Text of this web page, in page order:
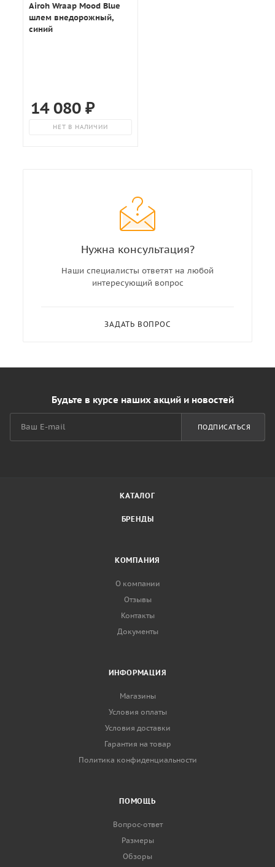
Airoh Wraap Mood Blue
шлем внедорожный,
синий
14 080₽
НЕТ В НАЛИЧИИ
Нужна консультация?
Наши специалисты ответят на любой
интересующий вопрос
ЗАДАТЬ ВОПРОС
Будьте в курсе наших акций и новостей
ПОДПИСАТЬСЯ
КАТАЛОГ
БРЕНДЫ
КОМПАНИЯ
О компании
Отзывы
Контакты
Документы
ИНФОРМАЦИЯ
Магазины
Условия оплаты
Условия доставки
Гарантия на товар
Политика конфиденциальности
ПОМОЩЬ
Вопрос-ответ
Размеры
Обзоры